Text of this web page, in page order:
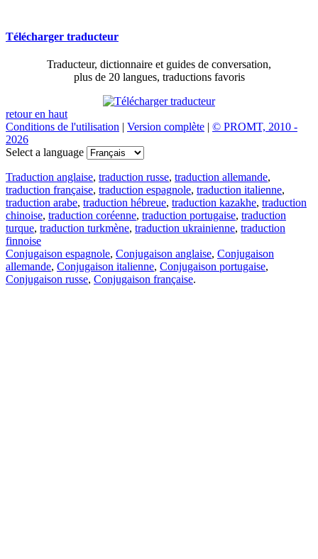
Télécharger traducteur
Traducteur, dictionnaire et guides de conversation,
plus de 20 langues, traductions favoris
retour en haut
Conditions de l'utilisation | Version complète | © PROMT, 2010 -
2026
Select a language
Traduction anglaise, traduction russe, traduction allemande,
traduction française, traduction espagnole, traduction italienne,
traduction arabe, traduction hébreue, traduction kazakhe, traduction
chinoise, traduction coréenne, traduction portugaise, traduction
turque, traduction turkmène, traduction ukrainienne, traduction
finnoise
Conjugaison espagnole, Conjugaison anglaise, Conjugaison
allemande, Conjugaison italienne, Conjugaison portugaise,
Conjugaison russe, Conjugaison française.